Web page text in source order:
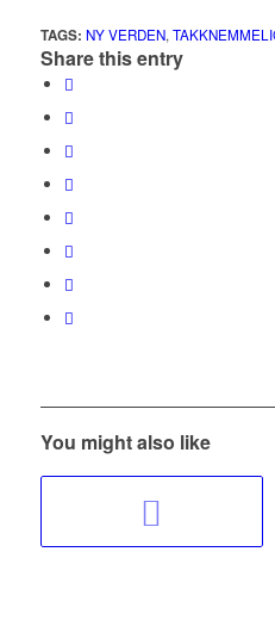
TAGS: NY VERDEN,
Share this entry
You might also like